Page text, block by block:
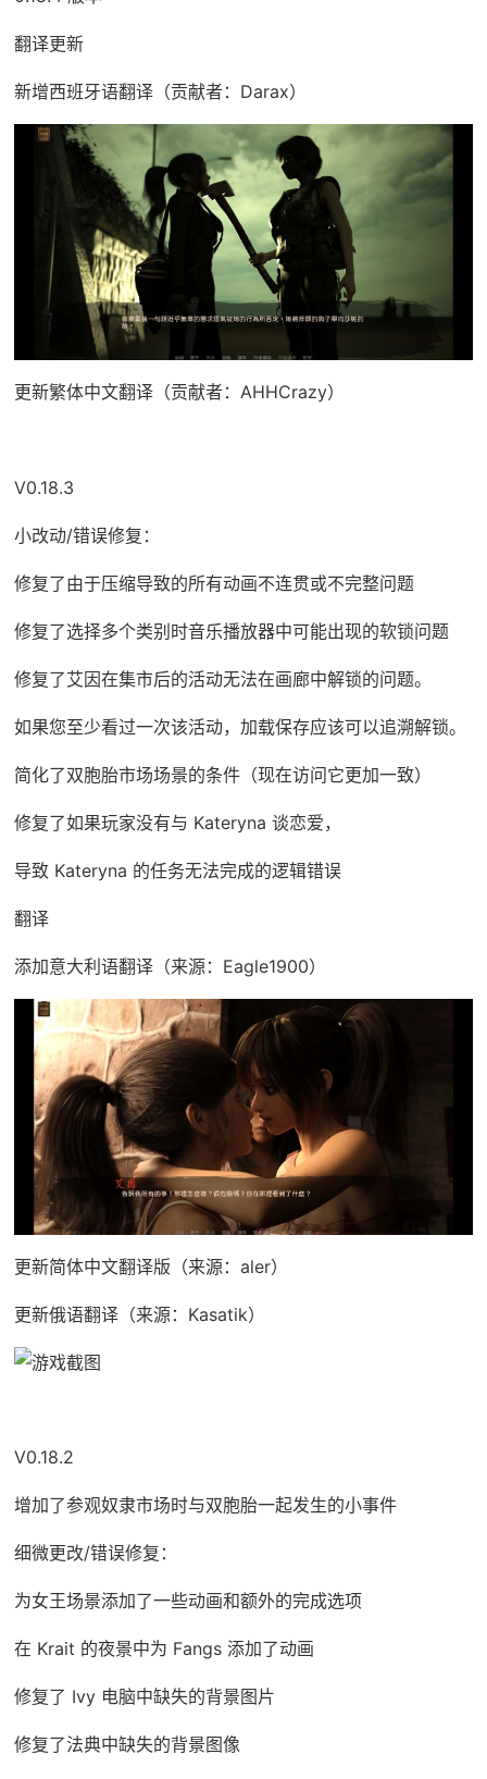
翻译更新
新增西班牙语翻译（贡献者：Darax）
更新繁体中文翻译（贡献者：AHHCrazy）
V0.18.3
小改动/错误修复：
修复了由于压缩导致的所有动画不连贯或不完整问题
修复了选择多个类别时音乐播放器中可能出现的软锁问题
修复了艾因在集市后的活动无法在画廊中解锁的问题。
如果您至少看过一次该活动，加载保存应该可以追溯解锁。
简化了双胞胎市场场景的条件（现在访问它更加一致）
修复了如果玩家没有与 Kateryna 谈恋爱，
导致 Kateryna 的任务无法完成的逻辑错误
翻译
添加意大利语翻译（来源：Eagle1900）
更新简体中文翻译版（来源：aler）
更新俄语翻译（来源：Kasatik）
V0.18.2
增加了参观奴隶市场时与双胞胎一起发生的小事件
细微更改/错误修复：
为女王场景添加了一些动画和额外的完成选项
在 Krait 的夜景中为 Fangs 添加了动画
修复了 Ivy 电脑中缺失的背景图片
修复了法典中缺失的背景图像